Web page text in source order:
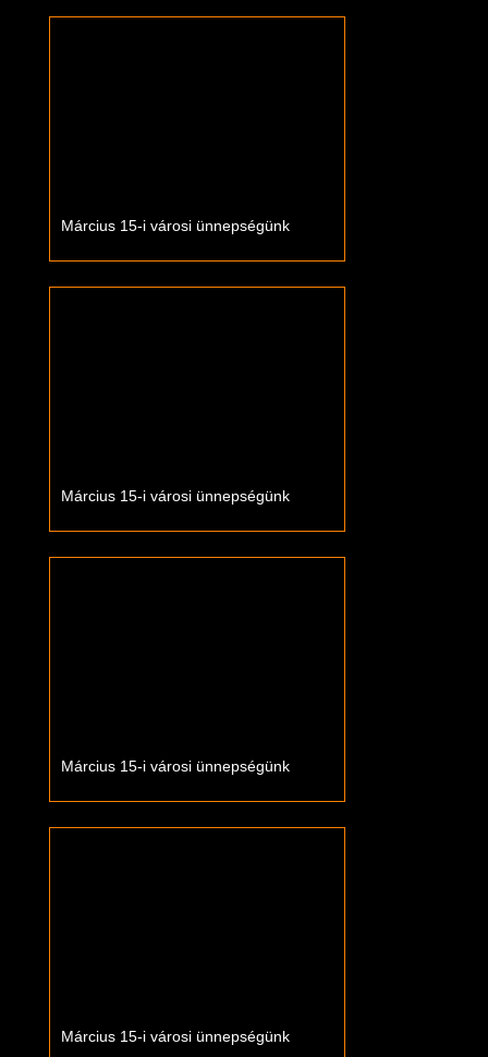
Március 15-i városi ünnepségünk
Március 15-i városi ünnepségünk
Március 15-i városi ünnepségünk
Március 15-i városi ünnepségünk